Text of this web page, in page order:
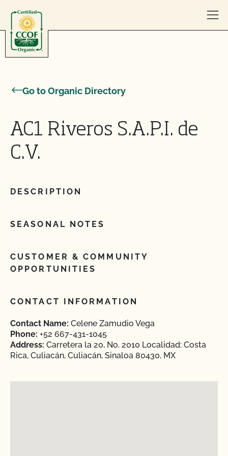
Go to Organic Directory
AC1 Riveros S.A.P.I. de
C.V.
DESCRIPTION
SEASONAL NOTES
CUSTOMER & COMMUNITY
OPPORTUNITIES
CONTACT INFORMATION
Contact Name: Celene Zamudio Vega
Phone: +52 667-431-1045
Address: Carretera la 20, No. 2010 Localidad: Costa
Rica, Culiacán, Culiacán, Sinaloa 80430, MX